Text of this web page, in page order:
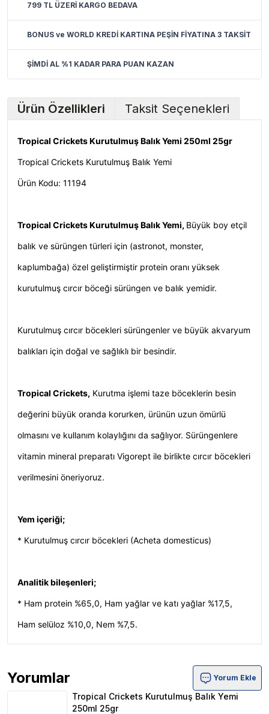
799 TL ÜZERİ KARGO BEDAVA
BONUS ve WORLD KREDİ KARTINA PEŞİN FİYATINA 3 TAKSİT
ŞİMDİ AL %1 KADAR PARA PUAN KAZAN
Ürün Özellikleri Taksit Seçenekleri
Tropical Crickets Kurutulmuş Balık Yemi 250ml 25gr
Tropical Crickets Kurutulmuş Balık Yemi
Ürün Kodu: 11194
Tropical Crickets Kurutulmuş Balık Yemi, Büyük boy etçil
balık ve sürüngen türleri için (astronot, monster,
kaplumbağa) özel geliştirmiştir protein oranı yüksek
kurutulmuş cırcır böceği sürüngen ve balık yemidir.
Kurutulmuş cırcır böcekleri sürüngenler ve büyük akvaryum
balıkları için doğal ve sağlıklı bir besindir.
Tropical Crickets, Kurutma işlemi taze böceklerin besin
değerini büyük oranda korurken, ürünün uzun ömürlü
olmasını ve kullanım kolaylığını da sağlıyor. Sürüngenlere
vitamin mineral preparatı Vigorept ile birlikte cırcır böcekleri
verilmesini öneriyoruz.
Yem içeriği;
* Kurutulmuş cırcır böcekleri (Acheta domesticus)
Analitik bileşenleri;
* Ham protein %65,0, Ham yağlar ve katı yağlar %17,5,
Ham selüloz %10,0, Nem %7,5.
Yorumlar
Tropical Crickets Kurutulmuş Balık Yemi 250ml 25gr
Yorum Ekle
Tropical Crickets Kurutulmuş Balık Yemi
250ml 25gr